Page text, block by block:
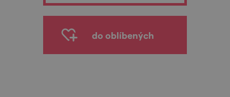
do oblíbených